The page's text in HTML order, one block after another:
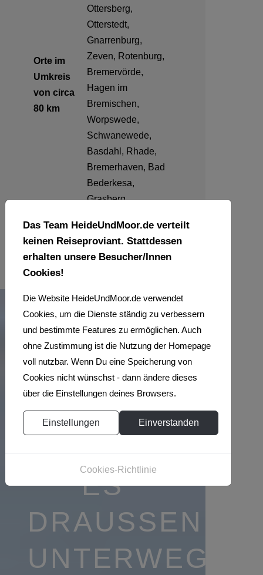
Orte im
Umkreis
von circa
80 km
Ottersberg,
Otterstedt,
Gnarrenburg,
Zeven, Rotenburg,
Bremervörde,
Hagen im
Bremischen,
Worpswede,
Schwanewede,
Basdahl, Rhade,
Bremerhaven, Bad
Bederkesa,
Grasberg,
Tarmstedt
WIR
LIEBEN
ES
DRAUSSEN U
NTERWEGS Z
Das Team HeideUndMoor.de verteilt
keinen Reiseproviant. Stattdessen
erhalten unsere Besucher/Innen
Cookies!
Die Website HeideUndMoor.de verwendet
Cookies, um die Dienste ständig zu verbessern
und bestimmte Features zu ermöglichen. Auch
ohne Zustimmung ist die Nutzung der Homepage
voll nutzbar. Wenn Du eine Speicherung von
Cookies nicht wünschst - dann ändere dieses
über die Einstellungen deines Browsers.
Einstellungen Einverstanden
Cookies-Richtlinie